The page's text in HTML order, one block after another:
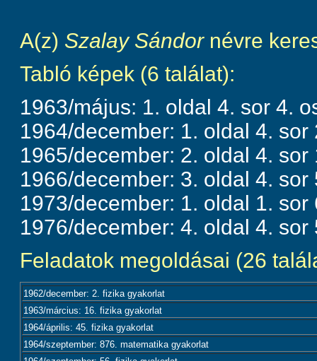
A(z) Szalay Sándornévre
Tabló képek (6 találat):
1963/május: 1. oldal 4. sor 4.
1964/december: 1. oldal 4. sor
1965/december: 2. oldal 4. sor
1966/december: 3. oldal 4. sor
1973/december: 1. oldal 1. sor
1976/december: 4. oldal 4. sor
Feladatok megoldásai (26
1962/december: 2. fizika gyakorlat
1963/március: 16. fizika gyakorlat
1964/április: 45. fizika gyakorlat
1964/szeptember: 876. matematika gyakorlat